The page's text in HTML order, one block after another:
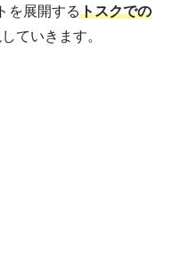
を展開するトスクでの
ていきます。